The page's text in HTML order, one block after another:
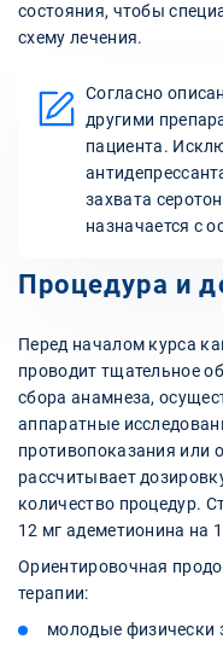
состояния, чтобы
схему лечения.
Согласно
другими
пациента.
захвата
назначается с
Процедура и
Перед началом курса
проводит тщательное
сбора анамнеза,
аппаратные
противопоказания или
рассчитывает
количество процедур.
12 мг адеметионина на
Ориентировочная
терапии:
молодые физически